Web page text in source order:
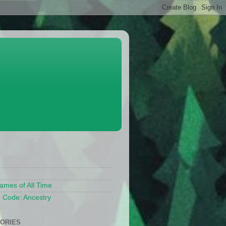
of All Time
Code: Ancestry